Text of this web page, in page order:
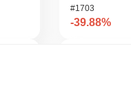
#1703
-39.88%